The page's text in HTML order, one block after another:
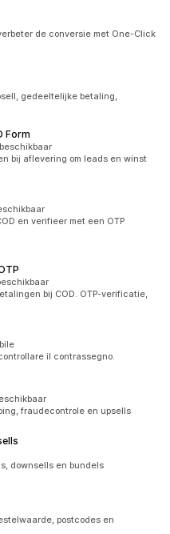
de conversie met One-Click
gedeeltelijke betaling,
Form
bij aflevering om leads en winst
en verifieer met een OTP
bij COD. OTP-verificatie,
il contrassegno.
fraudecontrole en upsells
downsells en bundels
postcodes en